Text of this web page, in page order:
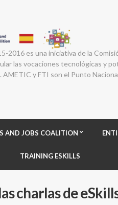
2016 es una iniciativa de la
las vocaciones tecnológicas y
AMETIC y FTI son el Punto
AND JOBS COALITION
TRAINING ESKILLS
charlas de